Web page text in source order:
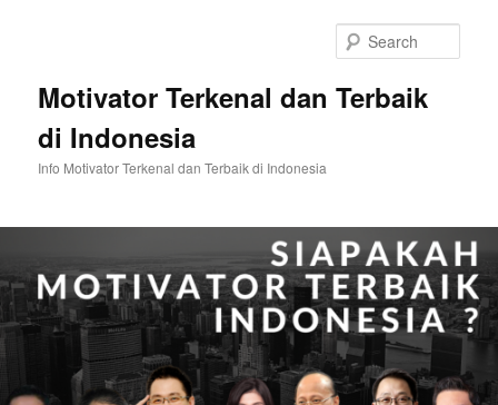
Motivator Terkenal dan Terbaik
di Indonesia
Info Motivator Terkenal dan Terbaik di Indonesia